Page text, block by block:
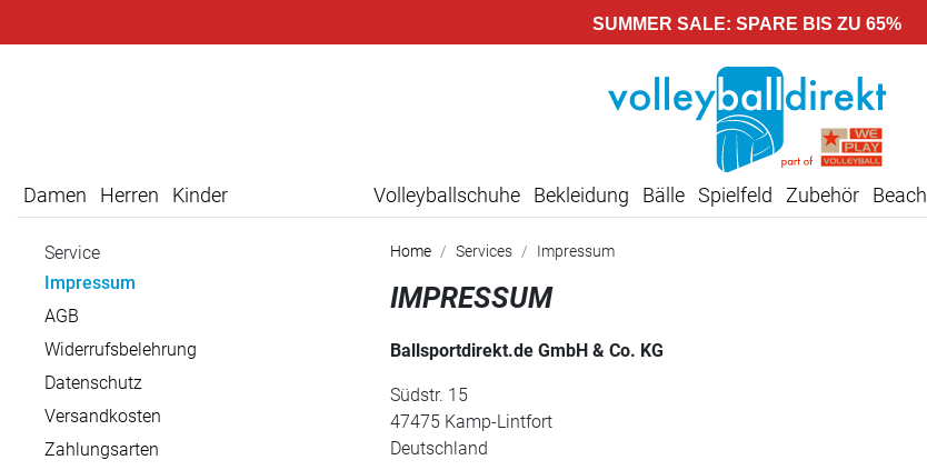
SUMMER SALE: SPARE BIS ZU 65%
Damen Herren Kinder Volleyballschuhe Bekleidung Bälle Spielfeld Zubehör Beach
Service
Impressum
AGB
Widerrufsbelehrung
Datenschutz
Versandkosten
Zahlungsarten
Home Services Impressum
IMPRESSUM
Ballsportdirekt.de GmbH & Co. KG
Südstr. 15
47475 Kamp-Lintfort
Deutschland